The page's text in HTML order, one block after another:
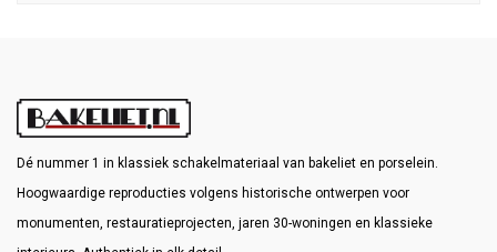
Dé nummer 1 in klassiek schakelmateriaal van bakeliet en porselein.
Hoogwaardige reproducties volgens historische ontwerpen voor
monumenten, restauratieprojecten, jaren 30-woningen en klassieke